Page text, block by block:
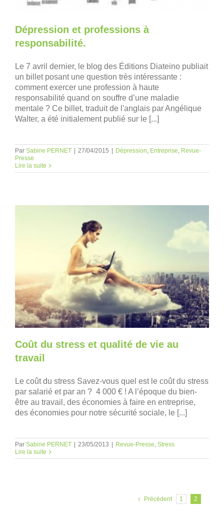
Dépression et professions à
responsabilité.
Le 7 avril dernier, le blog des Éditions Diateino publiait
un billet posant une question très intéressante :
comment exercer une profession à haute
responsabilité quand on souffre d’une maladie
mentale ? Ce billet, traduit de l'anglais par Angélique
Walter, a été initialement publié sur le [...]
Par Sabine PERNET | 27/04/2015 | Dépression Entreprise Revue-
Presse
Lire la suite
Coût du stress et qualité de vie au
travail
Le coût du stress Savez-vous quel est le coût du stress
par salarié et par an ? 4 000 € ! A l’époque du bien-
être au travail, des économies à faire en entreprise,
des économies pour notre sécurité sociale, le [...]
Par Sabine PERNET | 23/05/2013 | Revue-Presse Stress
Lire la suite
Précédent 1 2